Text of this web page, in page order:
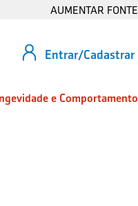
AUMENTAR FONTE
Entrar/Cadastrar
e Comportamento